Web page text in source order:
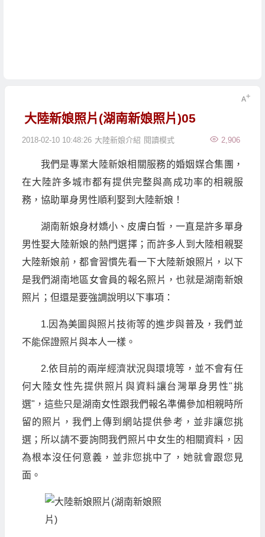
大陸新娘照片(湖南新娘照片)05
2018-02-10 10:48:26 大陸新娘介紹 2,906
閱讀模式
我們是專業大陸新娘相關服務的婚姻媒合集團，
在大陸許多城市都有提供完整與高成功率的相親服
務，協助單身男性順利娶到大陸新娘！
湖南新娘身材嬌小、皮膚白皙，一直是許多單身
男性娶大陸新娘的熱門選擇；而許多人到大陸相親娶
大陸新娘前，都會習慣先看一下大陸新娘照片，以下
是我們湖南地區女會員的報名照片，也就是湖南新娘
照片；但還是要強調說明以下事項：
1.因為美圖與照片技術等的進步與普及，我們並
不能保證照片與本人一樣。
2.依目前的兩岸經濟狀況與環境等，並不會有任
何大陸女性先提供照片與資料讓台灣單身男性"挑
選"，這些只是湖南女性跟我們報名準備參加相親時所
留的照片，我們上傳到網站提供參考，並非讓您挑
選；所以請不要詢問我們照片中女生的相關資料，因
為根本沒任何意義，並非您挑中了，她就會跟您見
面。